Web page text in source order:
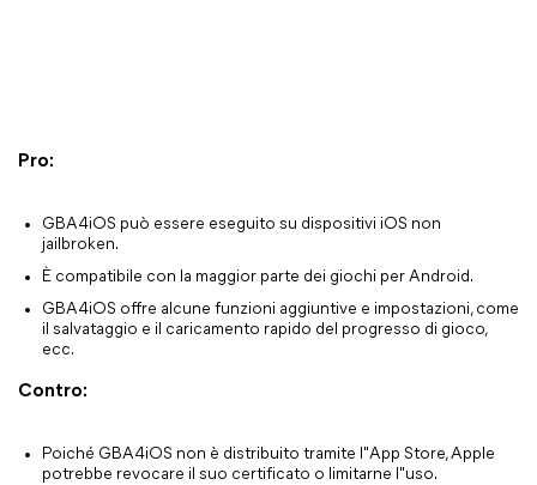
Pro:
GBA4iOS può essere eseguito su dispositivi iOS non
jailbroken.
È compatibile con la maggior parte dei giochi per Android.
GBA4iOS offre alcune funzioni aggiuntive e impostazioni, come
il salvataggio e il caricamento rapido del progresso di gioco,
ecc.
Contro:
Poiché GBA4iOS non è distribuito tramite l"App Store, Apple
potrebbe revocare il suo certificato o limitarne l"uso.